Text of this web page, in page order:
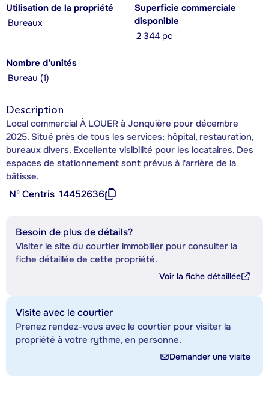
Utilisation de la propriété
Bureaux
Superficie commerciale
disponible
2 344 pc
Nombre d’unités
Bureau (1)
Description
Local commercial À LOUER à Jonquière pour décembre
2025. Situé près de tous les services; hôpital, restauration,
bureaux divers. Excellente visibilité pour les locataires. Des
espaces de stationnement sont prévus à l'arrière de la
bâtisse.
Nº Centris 14452636
Besoin de plus de détails?
Visiter le site du courtier immobilier pour consulter la
fiche détaillée de cette propriété.
Voir la fiche détaillée
Visite avec le courtier
Prenez rendez-vous avec le courtier pour visiter la
propriété à votre rythme, en personne.
Demander une visite